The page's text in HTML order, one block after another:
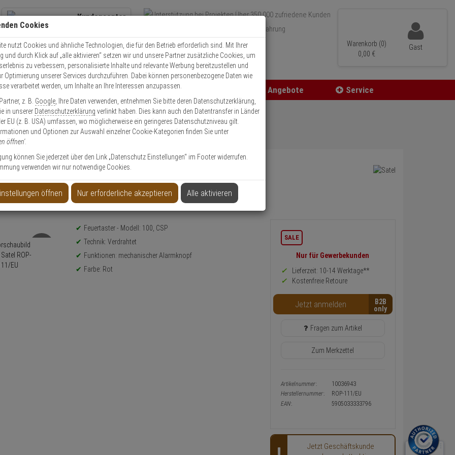
Kundencenter
Kontaktservice nutzen
Mo. - Do.: 8:00 - 16:30 Fr. 8:00 - 14:00 Uhr
Über 350.000 zufriedene Kunden
Über 15 Jahre Erfahrung
Schneller Versand
Warenkorb (0)
0, 00 €
Gast
Zutritt Einbruch Angebote Service
111/EU Handfeuermelder, Außen
Außen
Produktinformationen
Feuertaster - Modell: 100, CSP
Technik: Verdrahtet
Funktionen: mechanischer Alarmknopf
Farbe: Rot
Informationen
zurück
Preis,
Verfügbakeit
und
Warenkorb-
oder
Konfigurieren-
Button
SALE
Nur für Gewerbekunden
Lieferzeit: 10-14 Werktage**
Kostenfreie Retoure
Jetzt anmelden B2B
Fragen zum Artikel
Zum Merkzettel
Artikelnummer:
10036943
Herstellernummer:
ROP-111/EU
EAN:
5905033333796
Jetzt Geschäftskunde
Cookies
nutzt Cookies und ähnliche Technologien, die für den Betrieb erforderlich sind. Mit Ihrer
und durch Klick auf „alle aktivieren“ setzen wir und unsere Partner zusätzliche Cookies, um
zu verbessern, personalisierte Inhalte und relevante Werbung bereitzustellen und
Optimierung unserer Services durchzuführen. Dabei können personenbezogene Daten wie
verarbeitet werden, um Inhalte an Ihre Interessen anzupassen.
z. B. Google , Ihre Daten verwenden, entnehmen Sie bitte deren Datenschutzerklärung,
in unserer Datenschutzerklärung verlinkt haben. Dies kann auch den Datentransfer in Länder
EU (z. B. USA) umfassen, wo möglicherweise ein geringeres Datenschutzniveau gilt.
und Optionen zur Auswahl einzelner Cookie-Kategorien finden Sie unter
öffnen'.
können Sie jederzeit über den Link „Datenschutz Einstellungen“ im Footer widerrufen.
verwenden wir nur notwendige Cookies.
öffnen Nur erforderliche akzeptieren Alle aktivieren